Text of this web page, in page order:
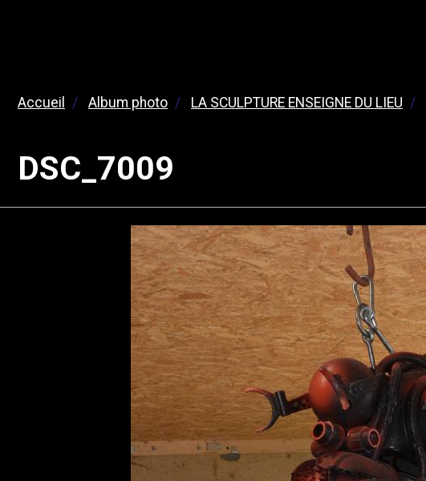
Accueil Album photo LA SCULPTURE ENSEIGNE DU LIEU
DSC_7009